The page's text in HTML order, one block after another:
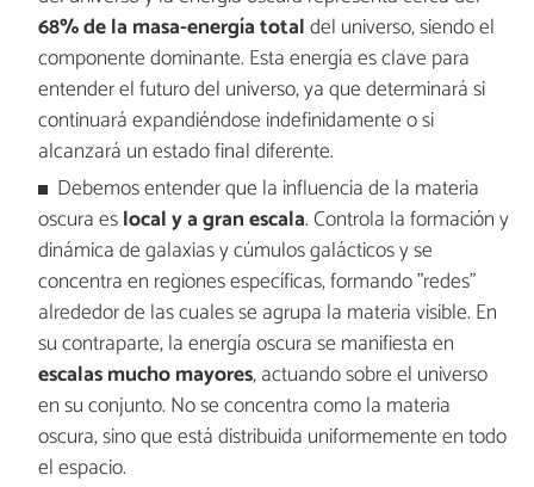
68% de la masa-energía totaldel universo, siendo el
componente dominante. Esta energía es clave para
entender el futuro del universo, ya que determinará si
continuará expandiéndose indefinidamente o si
alcanzará un estado final diferente.
Debemos entender que la influencia de la materia
oscura eslocal y a gran escala. Controla la formación y
dinámica de galaxias y cúmulos galácticos y se
concentra en regiones específicas, formando "redes"
alrededor de las cuales se agrupa la materia visible. En
su contraparte, la energía oscura se manifiesta en
escalas mucho mayores, actuando sobre el universo
en su conjunto. No se concentra como la materia
oscura, sino que está distribuida uniformemente en todo
el espacio.